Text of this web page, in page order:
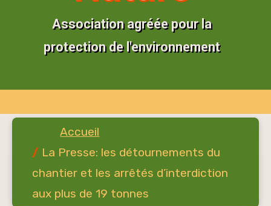
Association agréée pour la
protection de l'environnement
La Presse: les détournements du
chantier et les arrêtés d’interdiction
aux plus de 19 tonnes